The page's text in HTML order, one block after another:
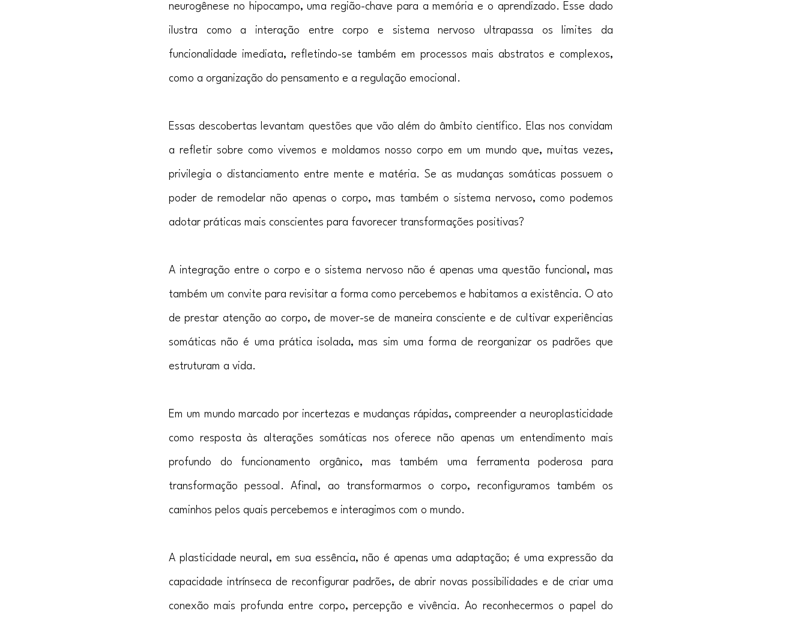
neurogênese no hipocampo, uma região-chave para a memória e o aprendizado. Esse dado
ilustra como a interação entre corpo e sistema nervoso ultrapassa os limites da
funcionalidade imediata, refletindo-se também em processos mais abstratos e complexos,
como a organização do pensamento e a regulação emocional.
Essas descobertas levantam questões que vão além do âmbito científico. Elas nos convidam
a refletir sobre como vivemos e moldamos nosso corpo em um mundo que, muitas vezes,
privilegia o distanciamento entre mente e matéria. Se as mudanças somáticas possuem o
poder de remodelar não apenas o corpo, mas também o sistema nervoso, como podemos
adotar práticas mais conscientes para favorecer transformações positivas?
A integração entre o corpo e o sistema nervoso não é apenas uma questão funcional, mas
também um convite para revisitar a forma como percebemos e habitamos a existência. O ato
de prestar atenção ao corpo, de mover-se de maneira consciente e de cultivar experiências
somáticas não é uma prática isolada, mas sim uma forma de reorganizar os padrões que
estruturam a vida.
Em um mundo marcado por incertezas e mudanças rápidas, compreender a neuroplasticidade
como resposta às alterações somáticas nos oferece não apenas um entendimento mais
profundo do funcionamento orgânico, mas também uma ferramenta poderosa para
transformação pessoal. Afinal, ao transformarmos o corpo, reconfiguramos também os
caminhos pelos quais percebemos e interagimos com o mundo.
A plasticidade neural, em sua essência, não é apenas uma adaptação; é uma expressão da
capacidade intrínseca de reconfigurar padrões, de abrir novas possibilidades e de criar uma
conexão mais profunda entre corpo, percepção e vivência. Ao reconhecermos o papel do